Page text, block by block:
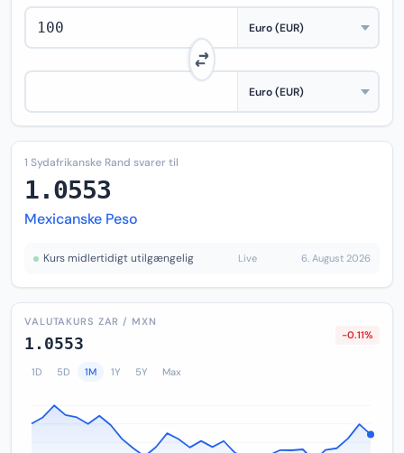
1 Sydafrikanske Rand svarer til
1.0553
Mexicanske Peso
Kurs midlertidigt utilgængelig Live 6. August 2026
VALUTAKURS ZAR / MXN
1.0553 -0.11%
1D 5D 1M 1Y 5Y Max